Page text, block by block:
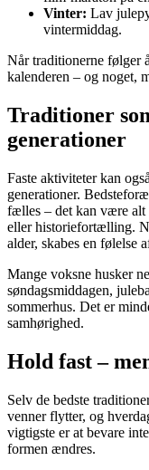
Vinter: Lav
vintermiddag.
Når traditionerne følger
kalenderen – og noget,
Traditioner
generationer
Faste aktiviteter kan
generationer.
fælles – det kan være alt
eller historiefortælling.
alder, skabes en følelse
Mange voksne husker
søndagsmiddagen,
sommerhus. Det er
samhørighed.
Hold fast –
Selv de bedste
venner flytter, og
vigtigste er at bevare
formen ændres.